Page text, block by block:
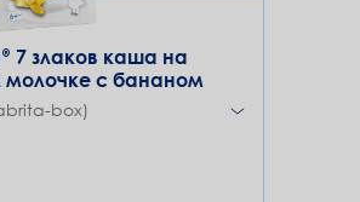
7 злаков каша на
молочке с бананом
box)